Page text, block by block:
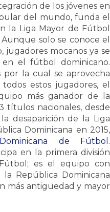
de los jóvenes en
del mundo, funda el
la Liga Mayor de Fútbol
solo se conoce el
mocanos ya se
en el fútbol dominicano.
la cual se aprovecha
estos jugadores, el
más ganador de la
títulos nacionales, desde
desaparición de la Liga
Dominicana en 2015,
de Fútbol .
en la primera división
es el equipo con
República Dominicana
más antigüedad y mayor